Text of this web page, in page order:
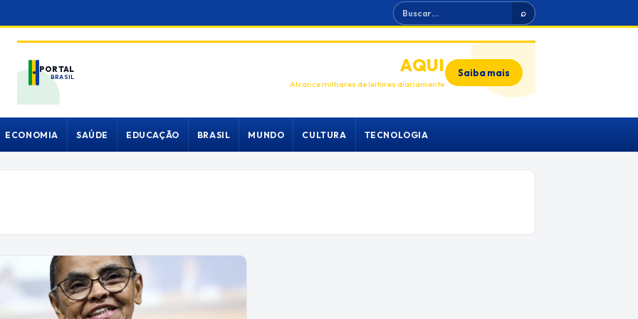
Buscar ⌕
PORTAL
BRASIL
ANUNCIEAQUI
Alcance milhares de leitores diariamente
Saiba mais
ECONOMIA SAÚDE EDUCAÇÃO BRASIL MUNDO CULTURA TECNOLOGIA